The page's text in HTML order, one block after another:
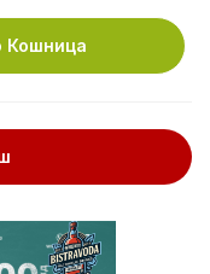
Кошница